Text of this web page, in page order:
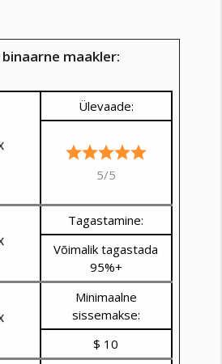
maakler:
Ülevaade:
5/5
Tagastamine:
Võimalik tagastada
95%+
Minimaalne
sissemakse:
$ 10